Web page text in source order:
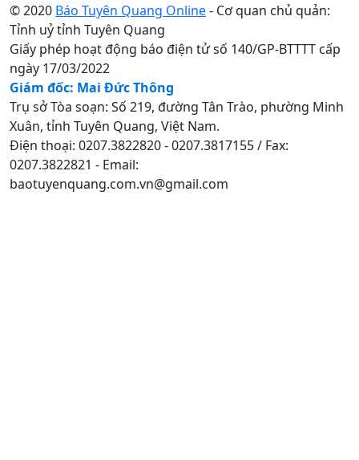
© 2020 Báo Tuyên Quang Online- Cơ quan chủ quản:
Tỉnh uỷ tỉnh Tuyên Quang
Giấy phép hoạt động báo điện tử số 140/GP-BTTTT cấp
ngày 17/03/2022
Giám đốc: Mai Đức Thông
Trụ sở Tòa soạn: Số 219, đường Tân Trào, phường Minh
Xuân, tỉnh Tuyên Quang, Việt Nam.
Điện thoại: 0207.3822820 - 0207.3817155 / Fax:
0207.3822821 - Email:
baotuyenquang.com.vn@gmail.com